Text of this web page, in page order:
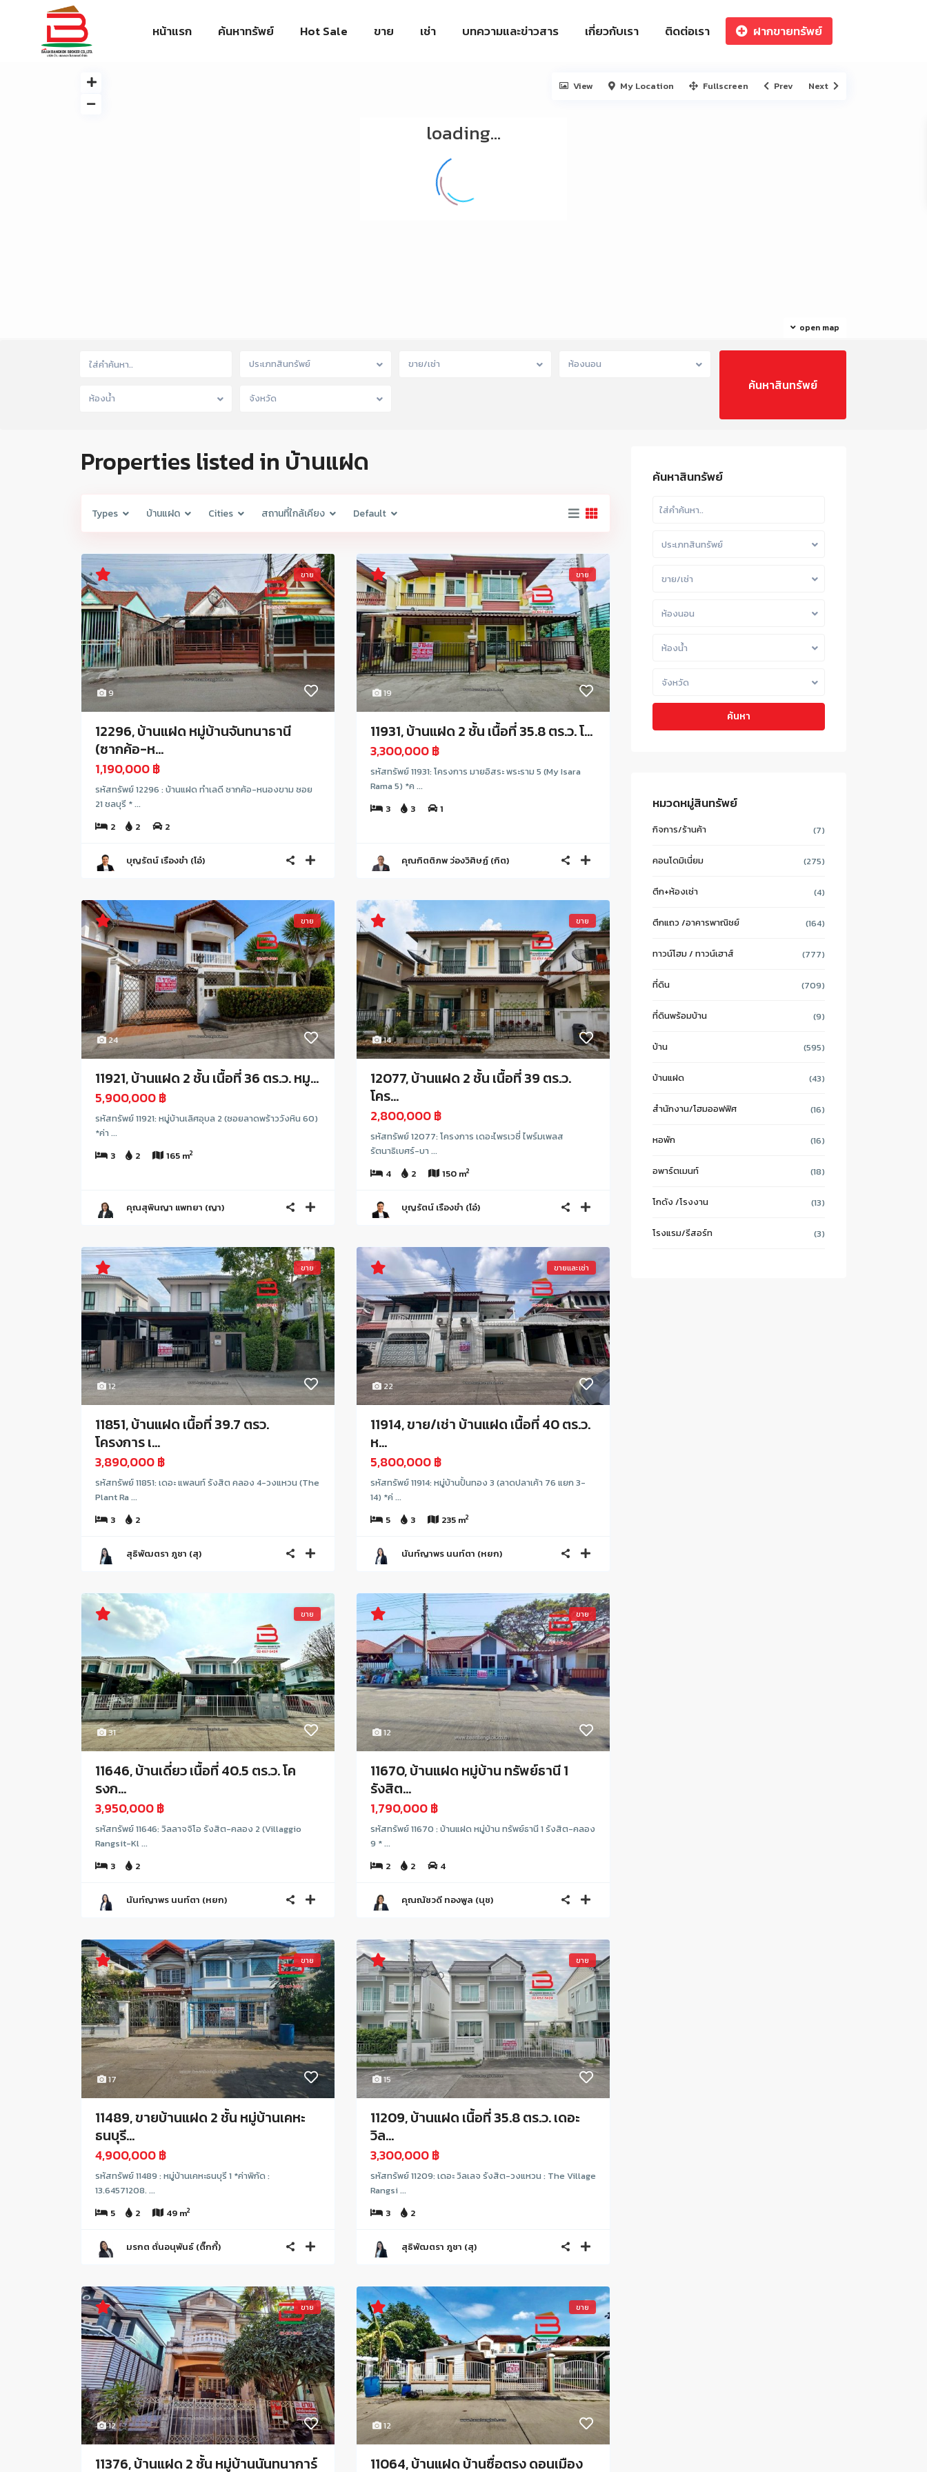
หน้าแรก ค้นหาทรัพย์ Hot Sale ขาย เช่า บทความและข่าวสาร เกี่ยวกับเรา ติดต่อเรา ฝากขายทรัพย์
loading...
open map
View My Location Fullscreen Prev Next
ประเภทสินทรัพย์ ขาย/เช่า ห้องนอน
ห้องน้ำ จังหวัด
Properties listed in บ้านแฝด
Types บ้านแฝด Cities สถานที่ใกล้เคียง Default
9
ขาย
12296, บ้านแฝด หมู่บ้านจันทนาธานี
(ซากค้อ-ห...
1,190,000 ฿
รหัสทรัพย์ 12296 : บ้านแฝด ทำเลดี ซากค้อ-หนองขาม ซอย
21 ชลบุรี * ...
2
2 2
บุญรัตน์ เรืองขำ (โอ๋)
19
ขาย
11931, บ้านแฝด 2 ชั้น เนื้อที่ 35.8 ตร.ว. โ...
3,300,000 ฿
รหัสทรัพย์ 11931: โครงการ มายอิสระ พระราม 5 (My Isara
Rama 5) *ค ...
3
3 1
คุณกิตติภพ ว่องวิศิษฏ์ (กิต)
24
ขาย
11921, บ้านแฝด 2 ชั้น เนื้อที่ 36 ตร.ว. หมู...
5,900,000 ฿
รหัสทรัพย์ 11921: หมู่บ้านเลิศอุบล 2 (ซอยลาดพร้าววังหิน 60)
*ค่า ...
3
2 165 m2
คุณสุพินญา แพทยา (ญา)
14
ขาย
12077, บ้านแฝด 2 ชั้น เนื้อที่ 39 ตร.ว.
โคร...
2,800,000 ฿
รหัสทรัพย์ 12077: โครงการ เดอะไพรเวซี่ ไพร์มเพลส
รัตนาธิเบศร์-บา ...
4
2 150 m2
บุญรัตน์ เรืองขำ (โอ๋)
12
ขาย
11851, บ้านแฝด เนื้อที่ 39.7 ตรว.
โครงการ เ...
3,890,000 ฿
รหัสทรัพย์ 11851: เดอะ แพลนท์ รังสิต คลอง 4-วงแหวน (The
Plant Ra ...
3
2
สุธิพัฒตรา ภูชา (สุ)
22
ขายและเช่า
11914, ขาย/เช่า บ้านแฝด เนื้อที่ 40 ตร.ว.
ห...
5,800,000 ฿
รหัสทรัพย์ 11914: หมู่บ้านปั้นทอง 3 (ลาดปลาเค้า 76 แยก 3-
14) *ค่ ...
5
3 235 m2
นันท์ญาพร นนท์ตา (หยก)
31
ขาย
11646, บ้านเดี่ยว เนื้อที่ 40.5 ตร.ว. โค
รงก...
3,950,000 ฿
รหัสทรัพย์ 11646: วิลลาจจิโอ รังสิต-คลอง 2 (Villaggio
Rangsit-Kl ...
3
2
นันท์ญาพร นนท์ตา (หยก)
12
ขาย
11670, บ้านแฝด หมู่บ้าน ทรัพย์ธานี 1
รังสิต...
1,790,000 ฿
รหัสทรัพย์ 11670 : บ้านแฝด หมู่บ้าน ทรัพย์ธานี 1 รังสิต-คลอง
9 * ...
2
2 4
คุณณัชวดี ทองพูล (นุช)
17
ขาย
11489, ขายบ้านแฝด 2 ชั้น หมู่บ้านเคหะ
ธนบุรี...
4,900,000 ฿
รหัสทรัพย์ 11489 : หมู่บ้านเคหะธนบุรี 1 *ค่าพิกัด :
13.64571208. ...
5
2 49 m2
มรกต ตั่นอนุพันธ์ (ติ๊กกี้)
15
ขาย
11209, บ้านแฝด เนื้อที่ 35.8 ตร.ว. เดอะ
วิล...
3,300,000 ฿
รหัสทรัพย์ 11209: เดอะ วิลเลจ รังสิต-วงแหวน : The Village
Rangsi ...
3
2
สุธิพัฒตรา ภูชา (สุ)
12
ขาย
11376, บ้านแฝด 2 ชั้น หมู่บ้านนันทนาการ์
12
ขาย
11064, บ้านแฝด บ้านซื่อตรง ดอนเมือง
ค้นหาสินทรัพย์
ประเภทสินทรัพย์
ขาย/เช่า
ห้องนอน
ห้องน้ำ
จังหวัด
ค้นหา
หมวดหมู่สินทรัพย์
กิจการ/ร้านค้า (7)
คอนโดมิเนี่ยม (275)
ตึก+ห้องเช่า (4)
ตึกแถว /อาคารพาณิชย์ (164)
ทาวน์โฮม / ทาวน์เฮาส์ (777)
ที่ดิน (709)
ที่ดินพร้อมบ้าน (9)
บ้าน (595)
บ้านแฝด (43)
สำนักงาน/โฮมออฟฟิศ (16)
หอพัก (16)
อพาร์ตเมนท์ (18)
โกดัง /โรงงาน (13)
โรงแรม/รีสอร์ท (3)